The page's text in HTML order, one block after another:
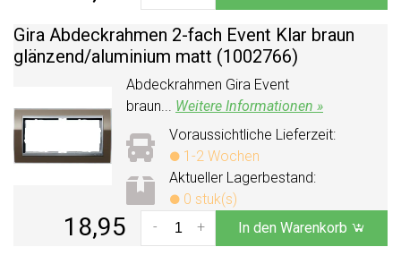
Gira Abdeckrahmen 2-fach Event Klar braun
glänzend/aluminium matt (1002766)
Abdeckrahmen Gira Event
braun... Weitere Informationen »
Voraussichtliche Lieferzeit:
1-2 Wochen
Aktueller Lagerbestand:
0 stuk(s)
18,95 +
- In den Warenkorb